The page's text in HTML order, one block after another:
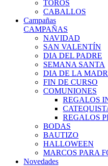
TOROS
CABALLOS
Campañas
CAMPAÑAS
NAVIDAD
SAN VALENTÍN
DIA DEL PADRE
SEMANA SANTA
DIA DE LA
FIN DE CURSO
COMUNIONES
REGALOS
REGALOS
BODAS
BAUTIZO
HALLOWEEN
MARCOS PARA
Novedades